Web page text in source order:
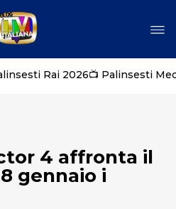
Rai 2026📺 Palinsesti
4 affronta il
gennaio i